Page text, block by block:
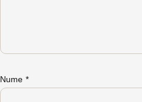
Nume *